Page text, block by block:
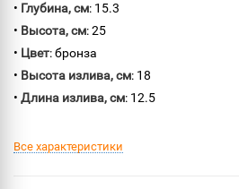
• Глубина, см: 15.3
• Высота, см: 25
• Цвет: бронза
• Высота излива, см: 18
• Длина излива, см: 12.5
Все характеристики